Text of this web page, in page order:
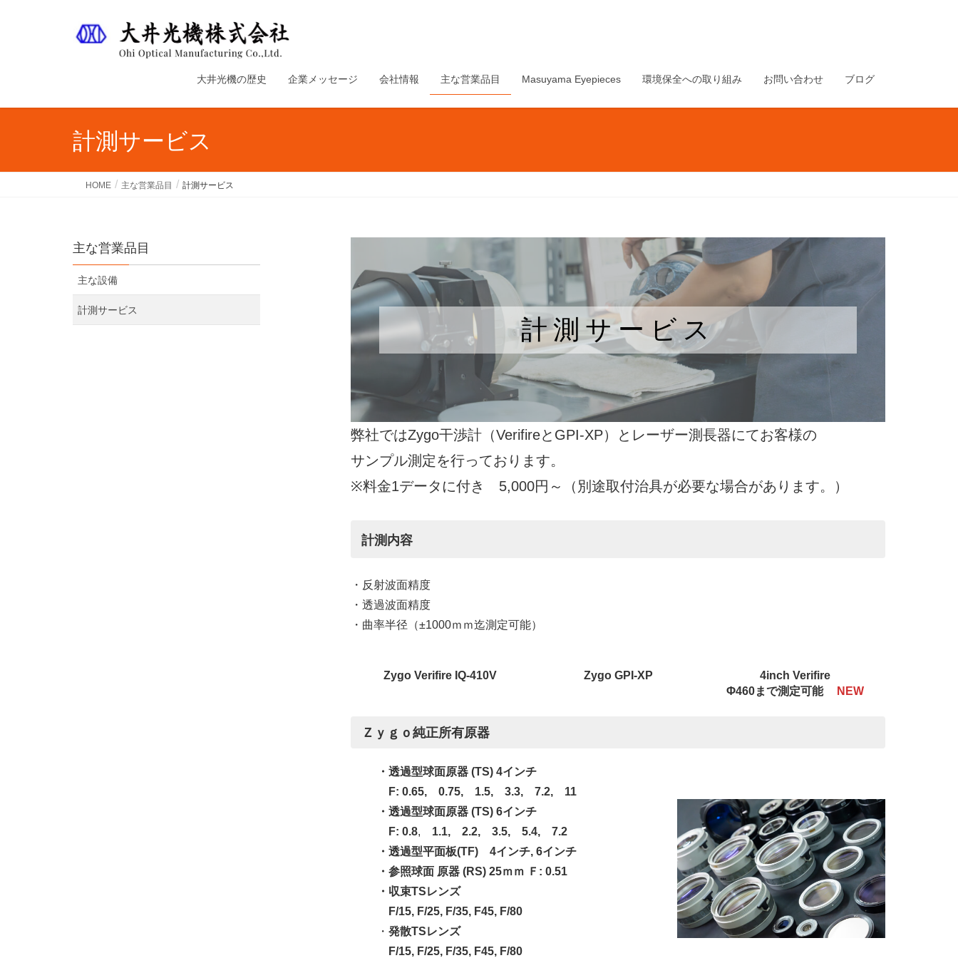
大井光機の歴史 企業メッセージ 会社情報 主な営業品目 Masuyama Eyepieces 環境保全への取り組み お問い合わせ ブログ
計測サービス
HOME 主な営業品目 計測サービス
計測サービス
弊社ではZygo干渉計（VerifireとGPI-XP）とレーザー測長器にてお客様の
サンプル測定を行っております。
※料金1データに付き 5,000円～（別途取付治具が必要な場合があります。）
計測内容
・反射波面精度
・透過波面精度
・曲率半径（±1000ｍｍ迄測定可能）
Zygo Verifire IQ-410V Zygo GPI-XP
4inch Verifire
Φ460まで測定可能
NEW
Ｚｙｇｏ純正所有原器
・透過型球面原器 (TS) 4インチ
F: 0.65, 0.75, 1.5, 3.3, 7.2, 11
・透過型球面原器 (TS) 6インチ
F: 0.8, 1.1, 2.2, 3.5, 5.4, 7.2
・透過型平面板(TF) 4インチ, 6インチ
・参照球面 原器 (RS) 25ｍｍ Ｆ: 0.51
・収束TSレンズ
F/15, F/25, F/35, F45, F/80
・ 発散TSレンズ
F/15, F/25, F/35, F45, F/80
主な営業品目
主な設備
計測サービス